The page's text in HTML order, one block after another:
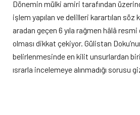
Dönemin mülki amiri tarafından
işlem yapılan ve delilleri karartılan söz
aradan geçen 6 yıla rağmen hâlâ
olması dikkat çekiyor. Gülistan
belirlenmesinde en kilit unsurlardan
ısrarla incelemeye alınmadığı sorusu